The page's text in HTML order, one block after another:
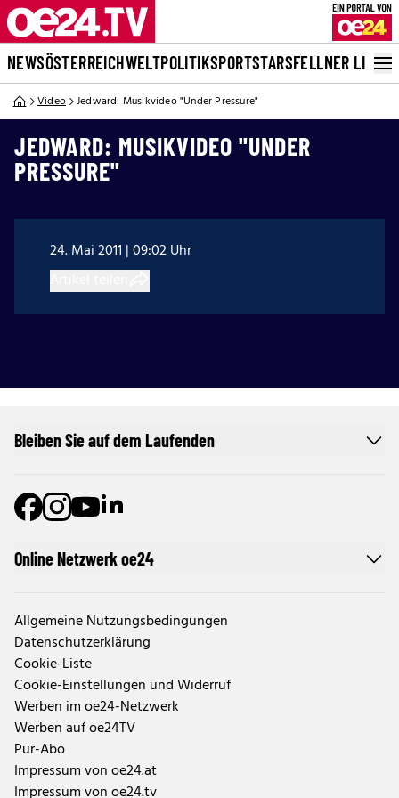
NEWSÖSTERREICHWELTPOLITIKSPORTSTARSFELLNER LIVE
Video Jedward: Musikvideo "Under Pressure"
JEDWARD: MUSIKVIDEO "UNDER
PRESSURE"
24. Mai 2011 | 09:02 Uhr
Online Netzwerk oe24
Allgemeine Nutzungsbedingungen
Datenschutzerklärung
Cookie-Liste
Cookie-Einstellungen und Widerruf
Werben im oe24-Netzwerk
Werben auf oe24TV
Pur-Abo
Impressum von oe24.at
Impressum von oe24.tv
Bleiben Sie auf dem Laufenden